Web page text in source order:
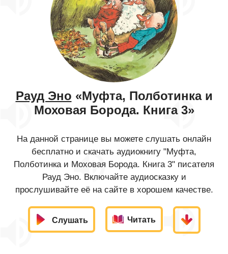
Рауд Эно «Муфта, Полботинка и
Моховая Борода. Книга 3»
На данной странице вы можете слушать онлайн
бесплатно и скачать аудиокнигу "Муфта,
Полботинка и Моховая Борода. Книга 3" писателя
Рауд Эно. Включайте аудиосказку и
прослушивайте её на сайте в хорошем качестве.
Слушать Читать